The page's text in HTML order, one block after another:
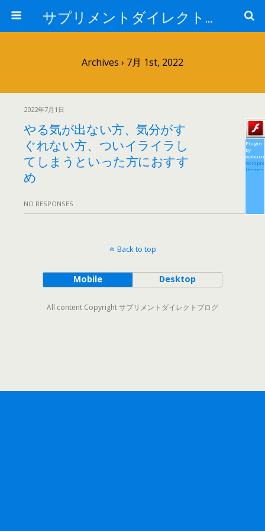
サプリメントダイレクトブログ
Archives › 7月 1st, 2022
2022年7月1日
やる気が出ない方、気分がす
ぐれない方、ついイライラし
てしまうといった方におすす
め
NO RESPONSES
Plugin
by
themes
Back to top
Mobile Desktop
All content Copyright サプリメントダイレクトブログ